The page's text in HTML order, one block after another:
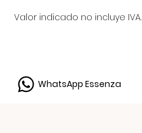
Valor indicado no incluye IVA.
WhatsApp Essenza